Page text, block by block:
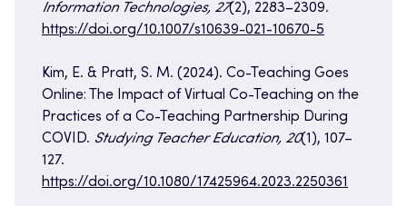
Information Technologies, 27(2), 2283–2309.
https://doi.org/10.1007/s10639-021-10670-5
​​Kim, E. & Pratt, S. M. (2024). Co-Teaching Goes
Online: The Impact of Virtual Co-Teaching on the
Practices of a Co-Teaching Partnership During
COVID. Studying Teacher Education, 20(1), 107–
127.
https://doi.org/10.1080/17425964.2023.2250361